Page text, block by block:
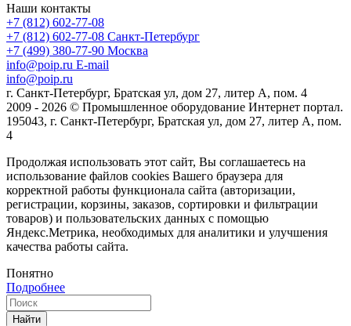
Наши контакты
+7 (812) 602-77-08
+7 (812) 602-77-08 Санкт-Петербург
+7 (499) 380-77-90 Москва
info@poip.ru E-mail
info@poip.ru
г. Санкт-Петербург, Братская ул, дом 27, литер А, пом. 4
2009 - 2026 © Промышленное оборудование Интернет портал.
195043, г. Санкт-Петербург, Братская ул, дом 27, литер А, пом.
4
Продолжая использовать этот сайт, Вы соглашаетесь на
использование файлов cookies Вашего браузера для
корректной работы функционала сайта (авторизации,
регистрации, корзины, заказов, сортировки и фильтрации
товаров) и пользовательских данных с помощью
Яндекс.Метрика, необходимых для аналитики и улучшения
качества работы сайта.
Понятно
Подробнее
Найти